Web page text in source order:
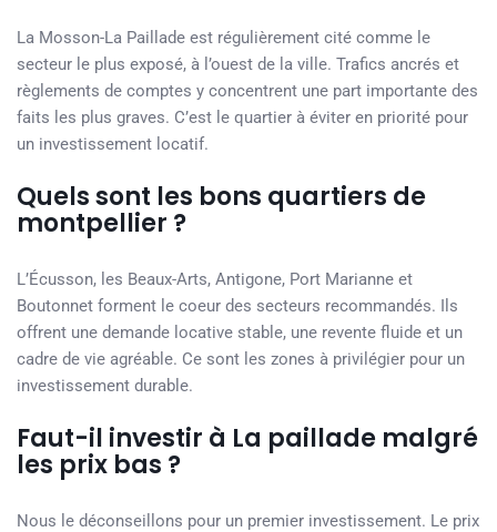
La Mosson-La Paillade est régulièrement cité comme le
secteur le plus exposé, à l’ouest de la ville. Trafics ancrés et
règlements de comptes y concentrent une part importante des
faits les plus graves. C’est le quartier à éviter en priorité pour
un investissement locatif.
Quels sont les bons quartiers de
montpellier ?
L’Écusson, les Beaux-Arts, Antigone, Port Marianne et
Boutonnet forment le coeur des secteurs recommandés. Ils
offrent une demande locative stable, une revente fluide et un
cadre de vie agréable. Ce sont les zones à privilégier pour un
investissement durable.
Faut-il investir à La paillade malgré
les prix bas ?
Nous le déconseillons pour un premier investissement. Le prix